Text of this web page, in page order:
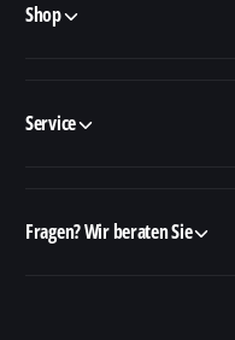
Shop
Service
Fragen? Wir beraten Sie